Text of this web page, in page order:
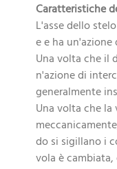
Caratteristiche
L'asse dello
e e ha
Una volta che il
n'azione di
generalmente
Una volta che
do si sigillano i
vola è